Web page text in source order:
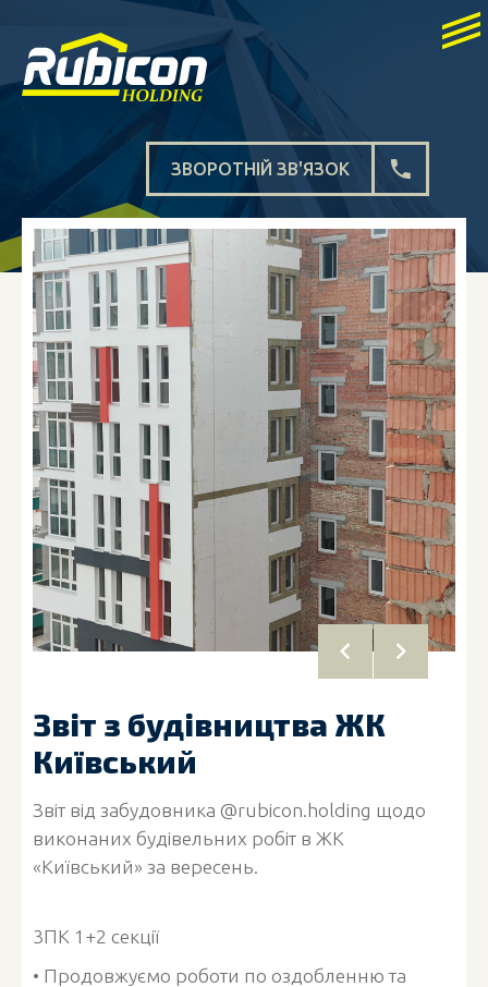
НОВИНИ
ЗВОРОТНІЙ ЗВ'ЯЗОК
Звіт з будівництва ЖК
Київський
Звіт від забудовника @rubicon.holding щодо
виконаних будівельних робіт в ЖК
«Київський» за вересень.
3ПК 1+2 секції
• Продовжуємо роботи по оздобленню та